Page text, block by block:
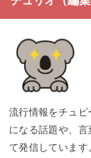
流行情報をチュ
になる話題や、
て発信しています